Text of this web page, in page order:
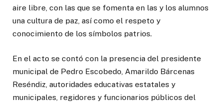
aire libre, con las que se fomenta en las y los alumnos
una cultura de paz, así como el respeto y
conocimiento de los símbolos patrios.
En el acto se contó con la presencia del presidente
municipal de Pedro Escobedo, Amarildo Bárcenas
Reséndiz, autoridades educativas estatales y
municipales, regidores y funcionarios públicos del